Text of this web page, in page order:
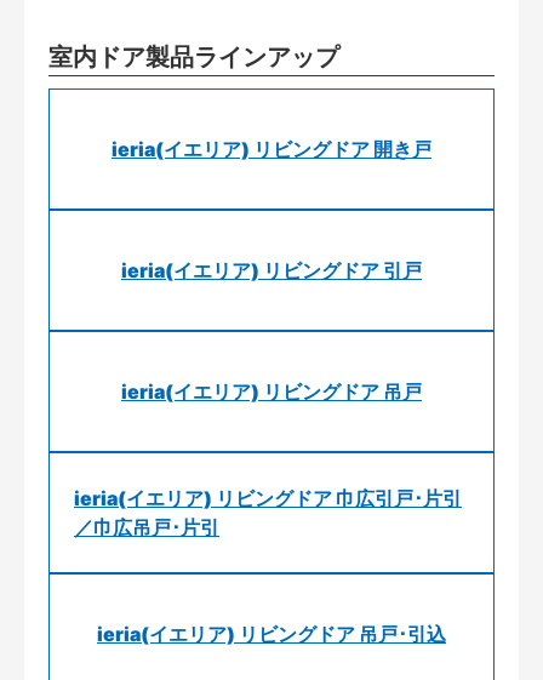
室内ドア製品ラインアップ
ieria(イエリア) リビングドア 開き戸
ieria(イエリア) リビングドア 引戸
ieria(イエリア) リビングドア 吊戸
ieria(イエリア) リビングドア 巾広引戸･片引
／巾広吊戸･片引
ieria(イエリア) リビングドア 吊戸･引込